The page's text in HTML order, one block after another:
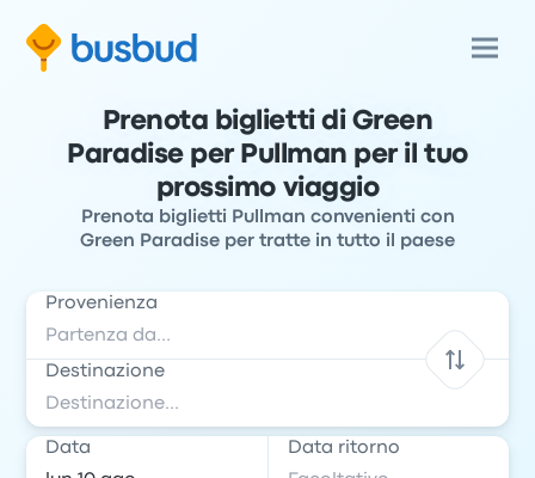
Prenota biglietti di Green
Paradise per Pullman per il tuo
prossimo viaggio
Prenota biglietti Pullman convenienti con
Green Paradise per tratte in tutto il paese
Provenienza
Destinazione
Data Data ritorno